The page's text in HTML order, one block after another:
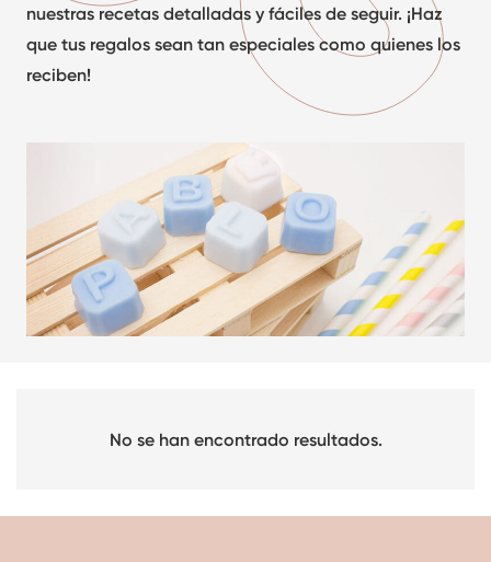
nuestras recetas detalladas y fáciles de seguir. ¡Haz
que tus regalos sean tan especiales como quienes los
reciben!
No se han encontrado resultados.